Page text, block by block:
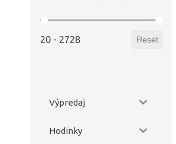
Cenové rozpätie
20 - 2728 Reset
Výpredaj
Hodinky